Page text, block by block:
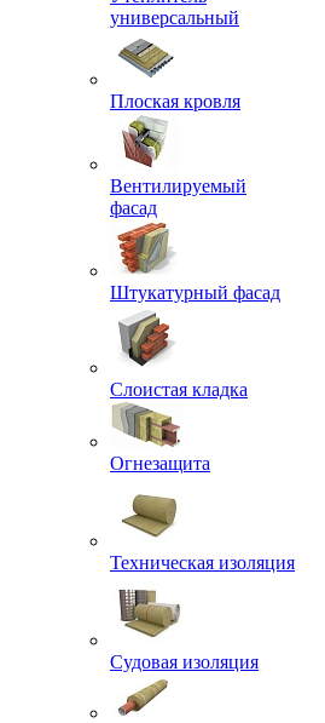
универсальный
Плоская кровля
Вентилируемый
фасад
Штукатурный фасад
Слоистая кладка
Огнезащита
Техническая изоляция
Судовая изоляция